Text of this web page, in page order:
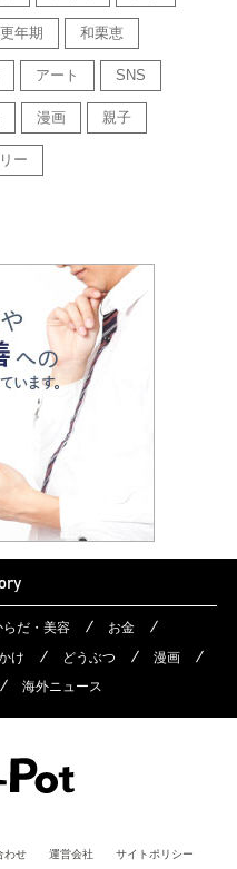
更年期 和栗恵
アート SNS
漫画 親子
ー
らだ・美容
お金
け どうぶつ
漫画
海外ニュース
わせ 運営会社 サイトポリシー